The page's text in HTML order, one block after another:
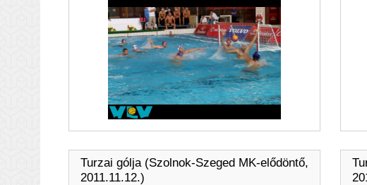
Turzai gólja (Szolnok-Szeged MK-elődöntő,
2011.11.12.)